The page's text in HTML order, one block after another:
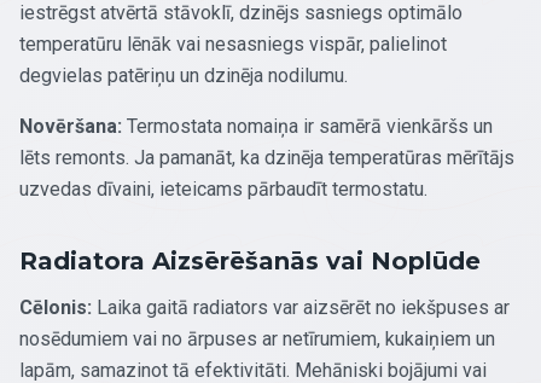
iestrēgst atvērtā stāvoklī, dzinējs sasniegs optimālo
temperatūru lēnāk vai nesasniegs vispār, palielinot
degvielas patēriņu un dzinēja nodilumu.
Novēršana: Termostata nomaiņa ir samērā vienkāršs un
lēts remonts. Ja pamanāt, ka dzinēja temperatūras mērītājs
uzvedas dīvaini, ieteicams pārbaudīt termostatu.
Radiatora Aizsērēšanās vai Noplūde
Cēlonis: Laika gaitā radiators var aizsērēt no iekšpuses ar
nosēdumiem vai no ārpuses ar netīrumiem, kukaiņiem un
lapām, samazinot tā efektivitāti. Mehāniski bojājumi vai